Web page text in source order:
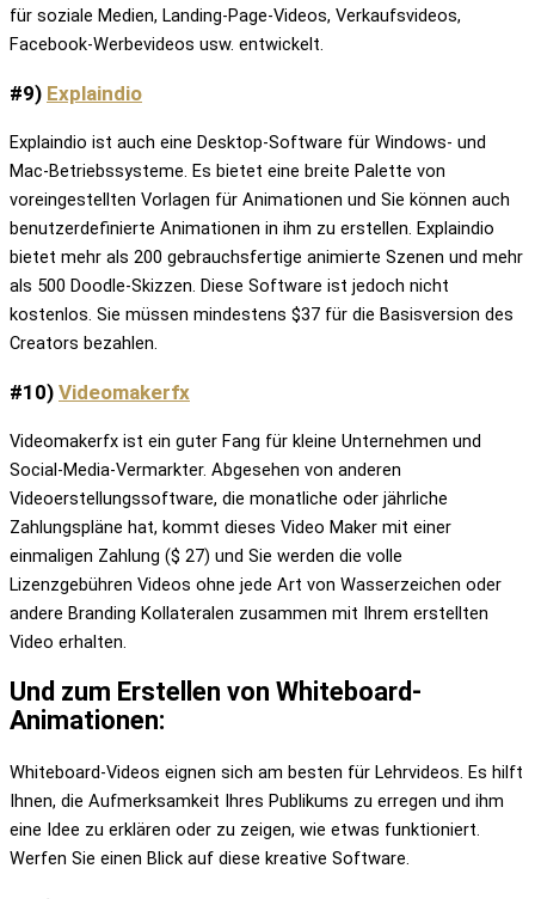
für soziale Medien, Landing-Page-Videos, Verkaufsvideos,
Facebook-Werbevideos usw. entwickelt.
#9) Explaindio
Explaindio ist auch eine Desktop-Software für Windows- und
Mac-Betriebssysteme. Es bietet eine breite Palette von
voreingestellten Vorlagen für Animationen und Sie können auch
benutzerdefinierte Animationen in ihm zu erstellen. Explaindio
bietet mehr als 200 gebrauchsfertige animierte Szenen und mehr
als 500 Doodle-Skizzen. Diese Software ist jedoch nicht
kostenlos. Sie müssen mindestens $37 für die Basisversion des
Creators bezahlen.
#10) Videomakerfx
Videomakerfx ist ein guter Fang für kleine Unternehmen und
Social-Media-Vermarkter. Abgesehen von anderen
Videoerstellungssoftware, die monatliche oder jährliche
Zahlungspläne hat, kommt dieses Video Maker mit einer
einmaligen Zahlung ($ 27) und Sie werden die volle
Lizenzgebühren Videos ohne jede Art von Wasserzeichen oder
andere Branding Kollateralen zusammen mit Ihrem erstellten
Video erhalten.
Und zum Erstellen von Whiteboard-
Animationen:
Whiteboard-Videos eignen sich am besten für Lehrvideos. Es hilft
Ihnen, die Aufmerksamkeit Ihres Publikums zu erregen und ihm
eine Idee zu erklären oder zu zeigen, wie etwas funktioniert.
Werfen Sie einen Blick auf diese kreative Software.